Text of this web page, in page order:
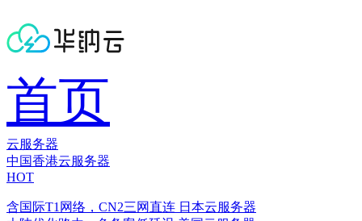
首页
云服务器
中国香港云服务器
HOT
含国际T1网络，CN2三网直连 日本云服务器